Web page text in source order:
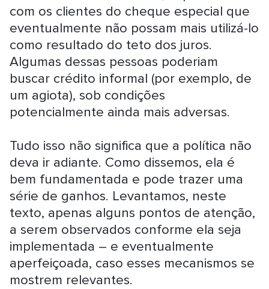
com os clientes do cheque especial que
eventualmente não possam mais utilizá-lo
como resultado do teto dos juros.
Algumas dessas pessoas poderiam
buscar crédito informal (por exemplo, de
um agiota), sob condições
potencialmente ainda mais adversas.
Tudo isso não significa que a política não
deva ir adiante. Como dissemos, ela é
bem fundamentada e pode trazer uma
série de ganhos. Levantamos, neste
texto, apenas alguns pontos de atenção,
a serem observados conforme ela seja
implementada – e eventualmente
aperfeiçoada, caso esses mecanismos se
mostrem relevantes.